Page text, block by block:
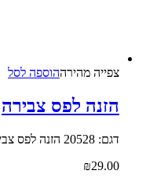
צפייה‬ ‫מהירה‬הוספה לסל
הזנה לפס צבירה
דגם: 20528 הזנה לפס צבירה צבע שחור
₪29.00